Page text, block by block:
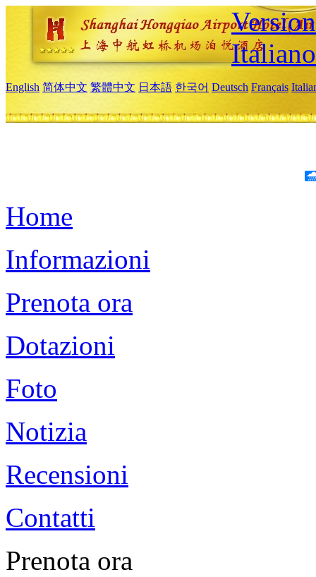
Italiano
English 简体中文 繁體中文 日本語 한국어 Deutsch Français
Home
Informazioni
Prenota ora
Dotazioni
Foto
Notizia
Recensioni
Contatti
Prenota ora